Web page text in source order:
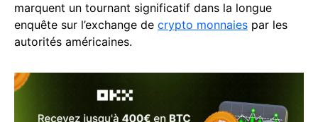
marquent un tournant significatif dans la longue
enquête sur l’exchange de crypto monnaies par les
autorités américaines.